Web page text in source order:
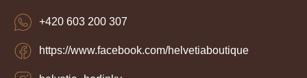
https://www.facebook.com/helvetiaboutique
+420 603 200 307